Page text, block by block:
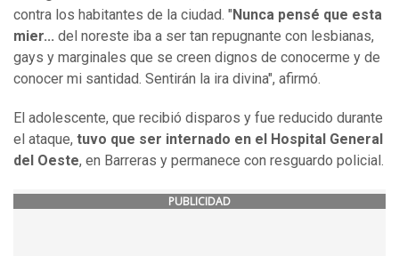
contra los habitantes de la ciudad. " Nunca pensé que esta
mier... del noreste iba a ser tan repugnante con lesbianas,
gays y marginales que se creen dignos de conocerme y de
conocer mi santidad. Sentirán la ira divina", afirmó.
El adolescente, que recibió disparos y fue reducido durante
el ataque, tuvo que ser internado en el Hospital General
del Oeste, en Barreras y permanece con resguardo policial.
PUBLICIDAD